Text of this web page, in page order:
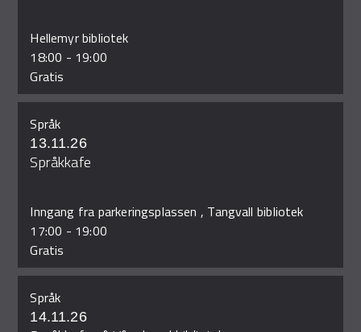
Hellemyr bibliotek
18:00 - 19:00
Gratis
Språk
13.11.26
Språkkafe
Inngang fra parkeringsplassen , Tangvall bibliotek
17:00 - 19:00
Gratis
Språk
14.11.26